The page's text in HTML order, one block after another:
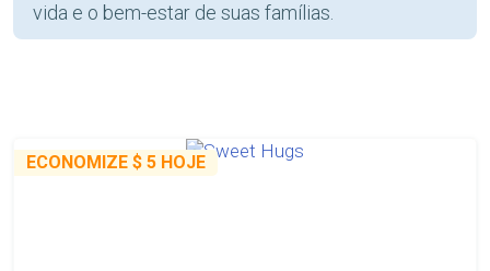
vida e o bem-estar de suas famílias.
ECONOMIZE $ 5 HOJE